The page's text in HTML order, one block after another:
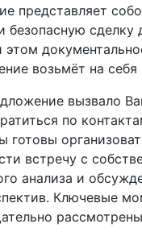
представляет
безопасную сделку
этом
возьмёт на себя
вызвало
по
готовы
встречу с
анализа и
Ключевые